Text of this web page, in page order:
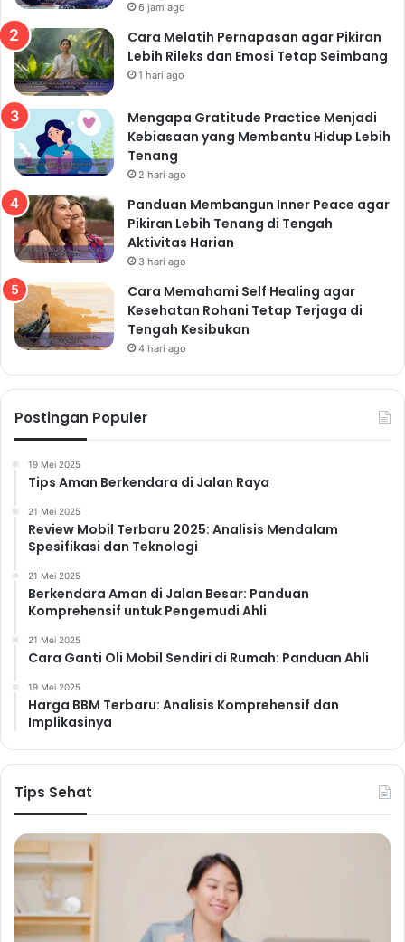
6 jam ago
Cara Melatih Pernapasan agar Pikiran
Lebih Rileks dan Emosi Tetap Seimbang
1 hari ago
Mengapa Gratitude Practice Menjadi
Kebiasaan yang Membantu Hidup Lebih
Tenang
2 hari ago
Panduan Membangun Inner Peace agar
Pikiran Lebih Tenang di Tengah
Aktivitas Harian
3 hari ago
Cara Memahami Self Healing agar
Kesehatan Rohani Tetap Terjaga di
Tengah Kesibukan
4 hari ago
Postingan Populer
19 Mei 2025
Tips Aman Berkendara di Jalan Raya
21 Mei 2025
Review Mobil Terbaru 2025: Analisis Mendalam
Spesifikasi dan Teknologi
21 Mei 2025
Berkendara Aman di Jalan Besar: Panduan
Komprehensif untuk Pengemudi Ahli
21 Mei 2025
Cara Ganti Oli Mobil Sendiri di Rumah: Panduan Ahli
19 Mei 2025
Harga BBM Terbaru: Analisis Komprehensif dan
Implikasinya
Tips Sehat